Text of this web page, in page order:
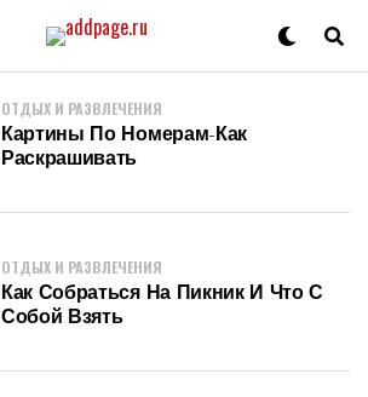
ОТДЫХ И РАЗВЛЕЧЕНИЯ
Картины По Номерам-Как
Раскрашивать
ОТДЫХ И РАЗВЛЕЧЕНИЯ
Как Собраться На Пикник И Что С
Собой Взять